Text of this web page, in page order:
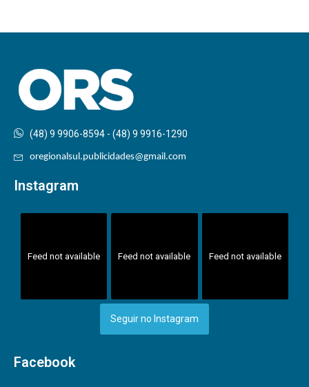
(48) 9 9906-8594 - (48) 9 9916-1290
oregionalsul.publicidades@gmail.com
Instagram
Feed not available Feed not available Feed not available
Seguir no Instagram
Facebook